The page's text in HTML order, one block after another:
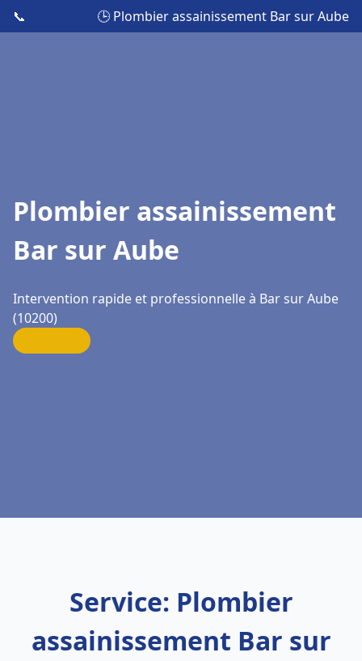
📞 🕒 Plombier assainissement Bar sur Aube
Plombier assainissement
Bar sur Aube
Intervention rapide et professionnelle à Bar sur Aube
(10200)
Service: Plombier
assainissement Bar sur